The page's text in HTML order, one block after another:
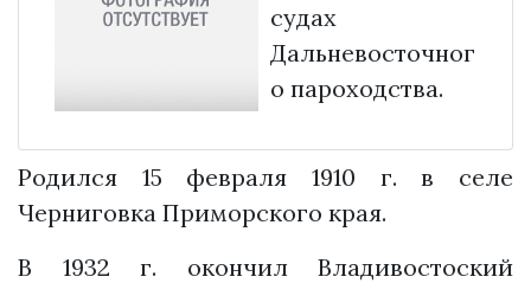
судах
Дальневосточног
о пароходства.
Родился 15 февраля 1910 г. в селе
Черниговка Приморского края.
В 1932 г. окончил Владивостоский